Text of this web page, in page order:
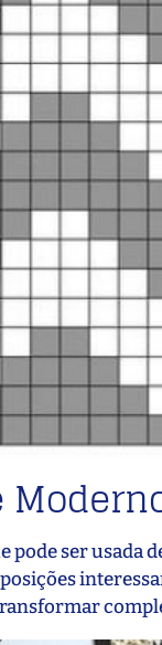
ser usada